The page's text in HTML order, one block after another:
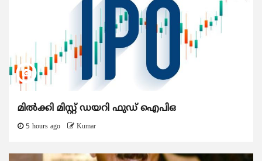
മിൽക്കി മിസ്റ്റ് ഡയറി ഫുഡ് ഐപിഒ
5 hours ago Kumar